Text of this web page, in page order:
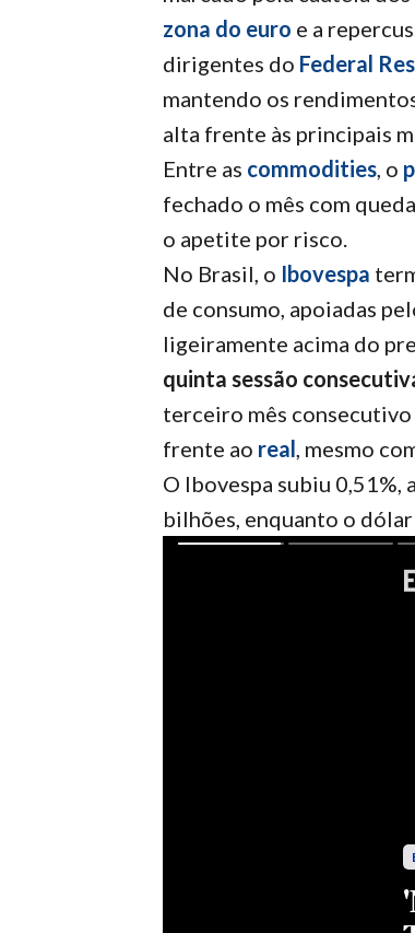
zona do euro e a
dirigentes do Federal
mantendo os
alta frente às principais
Entre as commodities, o
fechado o mês com
o apetite por risco.
No Brasil, o Ibovespa
de consumo, apoiadas
ligeiramente acima do
quinta sessão
terceiro mês
frente ao real, mesmo
O Ibovespa subiu
bilhões, enquanto o